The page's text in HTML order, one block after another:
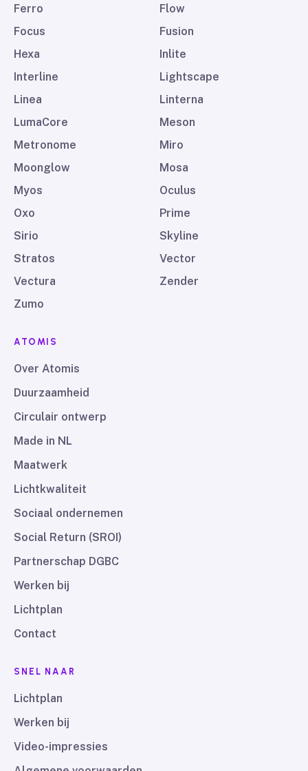
Ferro
Flow
Focus
Fusion
Hexa
Inlite
Interline
Lightscape
Linea
Linterna
LumaCore
Meson
Metronome
Miro
Moonglow
Mosa
Myos
Oculus
Oxo
Prime
Sirio
Skyline
Stratos
Vector
Vectura
Zender
Zumo
ATOMIS
Over Atomis
Duurzaamheid
Circulair ontwerp
Made in NL
Maatwerk
Lichtkwaliteit
Sociaal ondernemen
Social Return (SROI)
Partnerschap DGBC
Werken bij
Lichtplan
Contact
SNEL NAAR
Lichtplan
Werken bij
Video-impressies